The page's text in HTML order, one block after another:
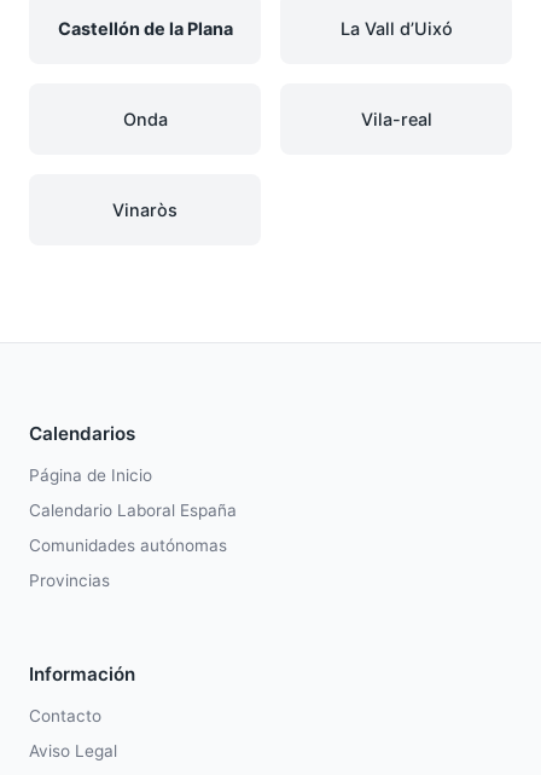
Castellón de la Plana La Vall d’Uixó
Onda Vila-real
Vinaròs
Calendarios
Página de Inicio
Calendario Laboral España
Comunidades autónomas
Provincias
Información
Contacto
Aviso Legal